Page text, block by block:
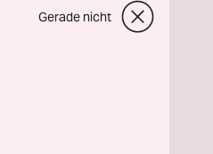
Gerade nicht